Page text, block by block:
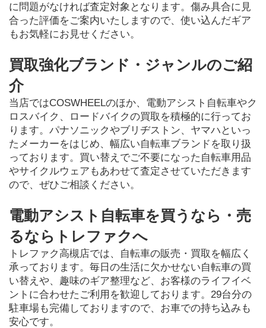
に問題がなければ査定対象となります。傷み具合に見
合った評価をご案内いたしますので、使い込んだギア
もお気軽にお見せください。
買取強化ブランド・ジャンルのご紹
介
当店ではCOSWHEELのほか、電動アシスト自転車やク
ロスバイク、ロードバイクの買取を積極的に行ってお
ります。パナソニックやブリヂストン、ヤマハといっ
たメーカーをはじめ、幅広い自転車ブランドを取り扱
っております。買い替えでご不要になった自転車用品
やサイクルウェアもあわせて査定させていただきます
ので、ぜひご相談ください。
電動アシスト自転車を買うなら・売
るならトレファクへ
トレファク高槻店では、自転車の販売・買取を幅広く
承っております。毎日の生活に欠かせない自転車の買
い替えや、趣味のギア整理など、お客様のライフイベ
ントに合わせたご利用を歓迎しております。29台分の
駐車場も完備しておりますので、お車での持ち込みも
安心です。